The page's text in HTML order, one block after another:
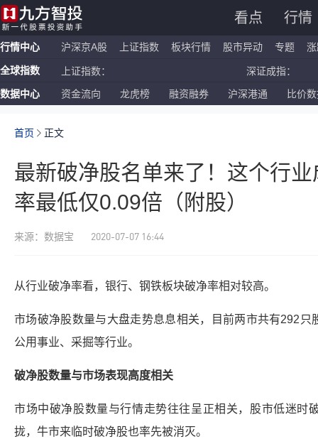
看点 行情
行情中心 沪深京A股 上证指数 板块行情 股市异动 专题
全球指数 上证指数： 深证成指：
恒生指数： 国企指数：
数据中心 资金流向 龙虎榜 融资融券 沪深港通 比价
首页 正文
最新破净股名单来了！这个行
率最低仅0.09倍（附股）
来源：数据宝 2020-07-07 16:44
从行业破净率看，银行、钢铁板块破净率相对较高。
市场破净股数量与大盘走势息息相关，目前两市共有292只
公用事业、采掘等行业。
破净股数量与市场表现高度相关
市场中破净股数量与行情走势往往呈正相关，股市低迷时
拢，牛市来临时破净股也率先被消灭。